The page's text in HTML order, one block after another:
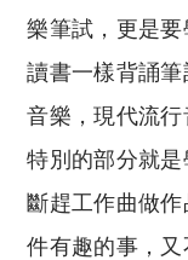
樂筆試，更是
讀書一樣背誦
音樂，現代流
特別的部分就
斷趕工作曲做
件有趣的事，